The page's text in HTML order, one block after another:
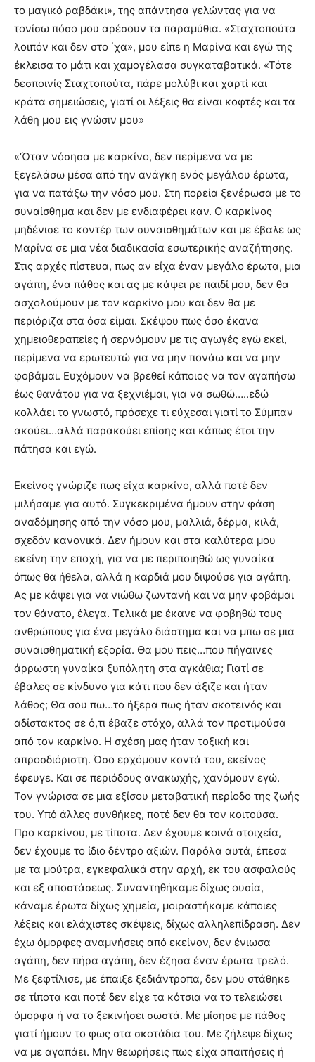
το μαγικό ραβδάκι», της απάντησα γελώντας για να
τονίσω πόσο μου αρέσουν τα παραμύθια. «Σταχτοπούτα
λοιπόν και δεν στο ΄χα», μου είπε η Μαρίνα και εγώ της
έκλεισα το μάτι και χαμογέλασα συγκαταβατικά. «Τότε
δεσποινίς Σταχτοπούτα, πάρε μολύβι και χαρτί και
κράτα σημειώσεις, γιατί οι λέξεις θα είναι κοφτές και τα
λάθη μου εις γνώσιν μου»
«‘Όταν νόσησα με καρκίνο, δεν περίμενα να με
ξεγελάσω μέσα από την ανάγκη ενός μεγάλου έρωτα,
για να πατάξω την νόσο μου. Στη πορεία ξενέρωσα με το
συναίσθημα και δεν με ενδιαφέρει καν. Ο καρκίνος
μηδένισε το κοντέρ των συναισθημάτων και με έβαλε ως
Μαρίνα σε μια νέα διαδικασία εσωτερικής αναζήτησης.
Στις αρχές πίστευα, πως αν είχα έναν μεγάλο έρωτα, μια
αγάπη, ένα πάθος και ας με κάψει ρε παιδί μου, δεν θα
ασχολούμουν με τον καρκίνο μου και δεν θα με
περιόριζα στα όσα είμαι. Σκέψου πως όσο έκανα
χημειοθεραπείες ή σερνόμουν με τις αγωγές εγώ εκεί,
περίμενα να ερωτευτώ για να μην πονάω και να μην
φοβάμαι. Ευχόμουν να βρεθεί κάποιος να τον αγαπήσω
έως θανάτου για να ξεχνιέμαι, για να σωθώ…..εδώ
κολλάει το γνωστό, πρόσεχε τι εύχεσαι γιατί το Σύμπαν
ακούει…αλλά παρακούει επίσης και κάπως έτσι την
πάτησα και εγώ.
Εκείνος γνώριζε πως είχα καρκίνο, αλλά ποτέ δεν
μιλήσαμε για αυτό. Συγκεκριμένα ήμουν στην φάση
αναδόμησης από την νόσο μου, μαλλιά, δέρμα, κιλά,
σχεδόν κανονικά. Δεν ήμουν και στα καλύτερα μου
εκείνη την εποχή, για να με περιποιηθώ ως γυναίκα
όπως θα ήθελα, αλλά η καρδιά μου διψούσε για αγάπη.
Ας με κάψει για να νιώθω ζωντανή και να μην φοβάμαι
τον θάνατο, έλεγα. Τελικά με έκανε να φοβηθώ τους
ανθρώπους για ένα μεγάλο διάστημα και να μπω σε μια
συναισθηματική εξορία. Θα μου πεις…που πήγαινες
άρρωστη γυναίκα ξυπόλητη στα αγκάθια; Γιατί σε
έβαλες σε κίνδυνο για κάτι που δεν άξιζε και ήταν
λάθος; Θα σου πω…το ήξερα πως ήταν σκοτεινός και
αδίστακτος σε ό,τι έβαζε στόχο, αλλά τον προτιμούσα
από τον καρκίνο. Η σχέση μας ήταν τοξική και
απροσδιόριστη. Όσο ερχόμουν κοντά του, εκείνος
έφευγε. Και σε περιόδους ανακωχής, χανόμουν εγώ.
Τον γνώρισα σε μια εξίσου μεταβατική περίοδο της ζωής
του. Υπό άλλες συνθήκες, ποτέ δεν θα τον κοιτούσα.
Προ καρκίνου, με τίποτα. Δεν έχουμε κοινά στοιχεία,
δεν έχουμε το ίδιο δέντρο αξιών. Παρόλα αυτά, έπεσα
με τα μούτρα, εγκεφαλικά στην αρχή, εκ του ασφαλούς
και εξ αποστάσεως. Συναντηθήκαμε δίχως ουσία,
κάναμε έρωτα δίχως χημεία, μοιραστήκαμε κάποιες
λέξεις και ελάχιστες σκέψεις, δίχως αλληλεπίδραση. Δεν
έχω όμορφες αναμνήσεις από εκείνον, δεν ένιωσα
αγάπη, δεν πήρα αγάπη, δεν έζησα έναν έρωτα τρελό.
Με ξεφτίλισε, με έπαιξε ξεδιάντροπα, δεν μου στάθηκε
σε τίποτα και ποτέ δεν είχε τα κότσια να το τελειώσει
όμορφα ή να το ξεκινήσει σωστά. Με μίσησε με πάθος
γιατί ήμουν το φως στα σκοτάδια του. Με ζήλεψε δίχως
να με αγαπάει. Μην θεωρήσεις πως είχα απαιτήσεις ή